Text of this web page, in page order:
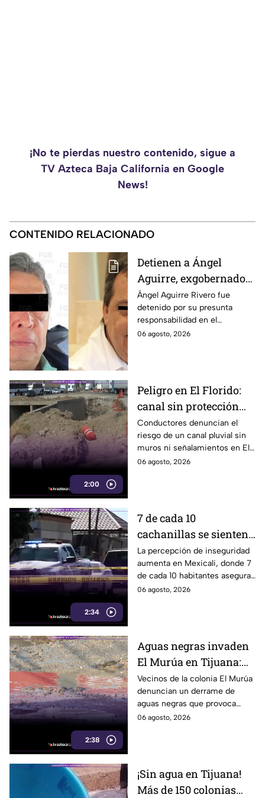
¡No te pierdas nuestro contenido, sigue a
TV Azteca Baja California en Google
News!
CONTENIDO RELACIONADO
Detienen a Ángel
Aguirre, exgobernador
de Guerrero, por
presunto ocultamiento
de pruebas en caso
Ayotzinapa
Ángel Aguirre Rivero fue
detenido por su presunta
responsabilidad en el
ocultamiento de evidencias
06 agosto, 2026
2:00
Peligro en El Florido:
canal sin protección
provoca accidentes en
Parque Industrial de
Tijuana
Conductores denuncian el
riesgo de un canal pluvial sin
muros ni señalamientos en El
Florido, Tijuana, donde ya
06 agosto, 2026
2:34
7 de cada 10
cachanillas se sienten
inseguros en Mexicali
La percepción de inseguridad
aumenta en Mexicali, donde 7
de cada 10 habitantes aseguran
sentirse inseguros al vivir en la
06 agosto, 2026
2:38
Aguas negras invaden
El Murúa en Tijuana:
vecinos viven entre
malos olores y riesgos
Vecinos de la colonia El Murúa
denuncian un derrame de
aguas negras que provoca
malos olores,
06 agosto, 2026
¡Sin agua en Tijuana!
Más de 150 colonias